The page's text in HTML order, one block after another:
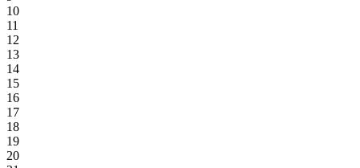
10
11
12
13
14
15
16
17
18
19
20